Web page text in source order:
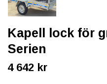
Kapell lock för
Serien
4 642 kr